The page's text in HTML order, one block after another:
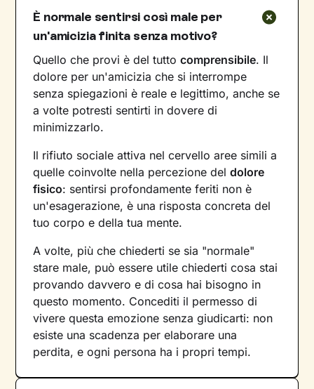
È normale sentirsi così male per
un'amicizia finita senza motivo?
Quello che provi è del tuttocomprensibile. Il
dolore per un'amicizia che si interrompe
senza spiegazioni è reale e legittimo, anche se
a volte potresti sentirti in dovere di
minimizzarlo.
Il rifiuto sociale attiva nel cervello aree simili a
quelle coinvolte nella percezione deldolore
fisico: sentirsi profondamente feriti non è
un'esagerazione, è una risposta concreta del
tuo corpo e della tua mente.
A volte, più che chiederti se sia "normale"
stare male, può essere utile chiederti cosa stai
provando davvero e di cosa hai bisogno in
questo momento. Concediti il permesso di
vivere questa emozione senza giudicarti: non
esiste una scadenza per elaborare una
perdita, e ogni persona ha i propri tempi.